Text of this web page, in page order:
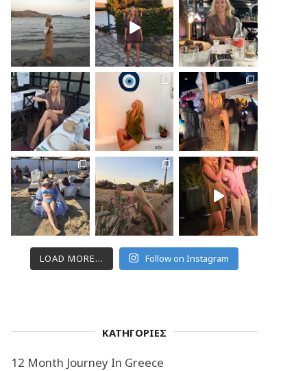
LOAD MORE... Follow on Instagram
ΚΑΤΗΓΟΡΙΕΣ
12 Month Journey In Greece